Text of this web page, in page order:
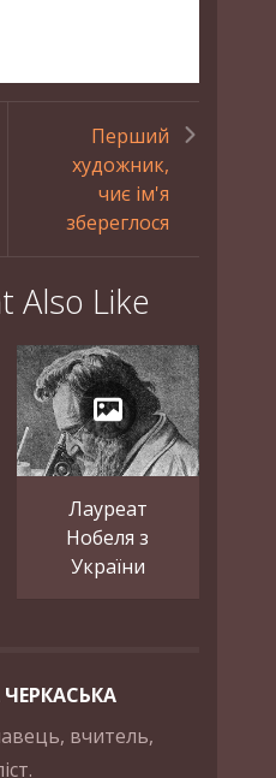
Перший
художник,
чиє ім'я
збереглося
Also Like
Лауреат
Нобеля з
України
вчитель,